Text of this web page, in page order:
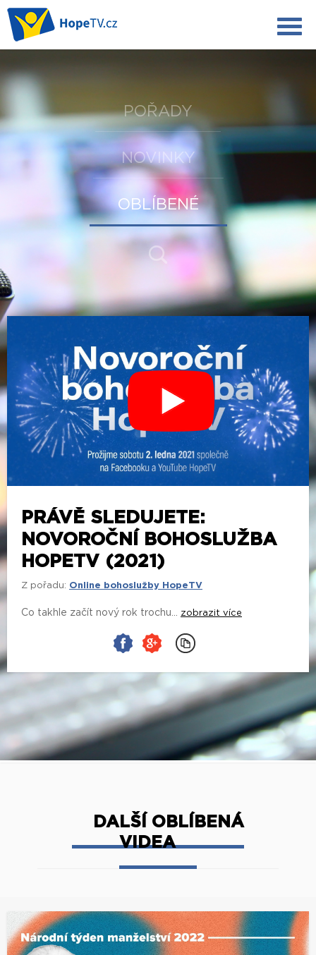
POŘADY
NOVINKY
OBLÍBENÉ
PRÁVĚ SLEDUJETE:
NOVOROČNÍ BOHOSLUŽBA
HOPETV (2021)
Z pořadu: Online bohoslužby HopeTV
Co takhle začít nový rok trochu... zobrazit více
DALŠÍ OBLÍBENÁ
VIDEA